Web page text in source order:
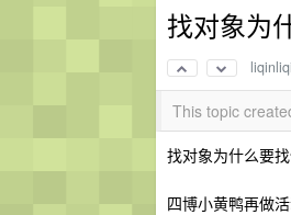
找对象为
This topic
找对象为什么要
四博小黄鸭再做